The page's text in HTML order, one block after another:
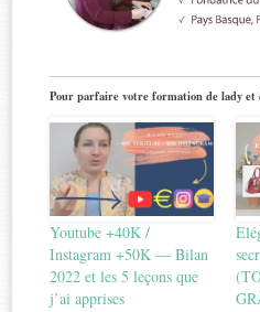
Pour parfaire votre formation de lady et
Youtube +40K /
Instagram +50K — Bilan
2022 et les 5 leçons que
j’ai apprises